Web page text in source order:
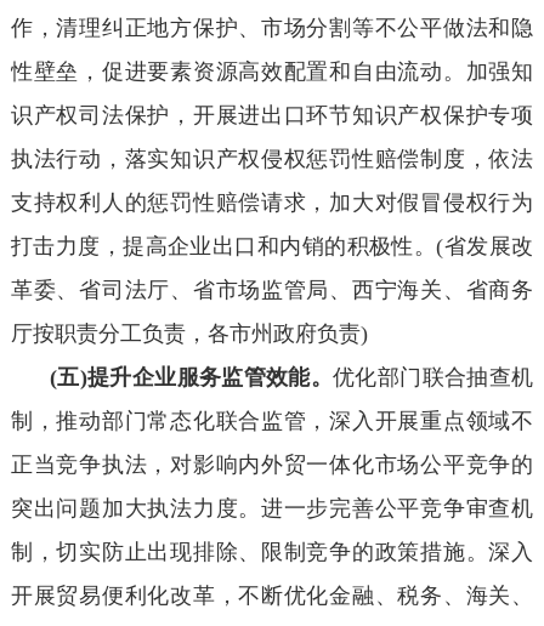
作，清理纠正地方保护、市场分割等不公平做法和隐
性壁垒，促进要素资源高效配置和自由流动。加强知
识产权司法保护，开展进出口环节知识产权保护专项
执法行动，落实知识产权侵权惩罚性赔偿制度，依法
支持权利人的惩罚性赔偿请求，加大对假冒侵权行为
打击力度，提高企业出口和内销的积极性。(省发展改
革委、省司法厅、省市场监管局、西宁海关、省商务
厅按职责分工负责，各市州政府负责)
(五)提升企业服务监管效能。优化部门联合抽查机
制，推动部门常态化联合监管，深入开展重点领域不
正当竞争执法，对影响内外贸一体化市场公平竞争的
突出问题加大执法力度。进一步完善公平竞争审查机
制，切实防止出现排除、限制竞争的政策措施。深入
开展贸易便利化改革，不断优化金融、税务、海关、